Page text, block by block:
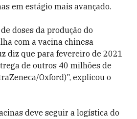
em estágio mais avançado.
doses da produção do
com a vacina chinesa
diz que para fevereiro de 2021
de outros 40 milhões de
Oxford)", explicou o
deve seguir a logística do